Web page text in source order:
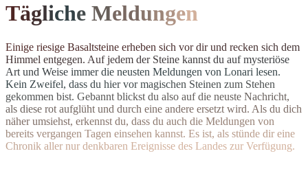
Tägliche Meldungen
Einige riesige Basaltsteine erheben sich vor dir und recken sich dem
Himmel entgegen. Auf jedem der Steine kannst du auf mysteriöse
Art und Weise immer die neusten Meldungen von Lonari lesen.
Kein Zweifel, dass du hier vor magischen Steinen zum Stehen
gekommen bist. Gebannt blickst du also auf die neuste Nachricht,
als diese rot aufglüht und durch eine andere ersetzt wird. Als du dich
näher umsiehst, erkennst du, dass du auch die Meldungen von
bereits vergangen Tagen einsehen kannst. Es ist, als stünde dir eine
Chronik aller nur denkbaren Ereignisse des Landes zur Verfügung.